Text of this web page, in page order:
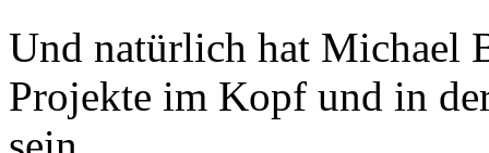
Und natürlich hat Michael
Projekte im Kopf und in